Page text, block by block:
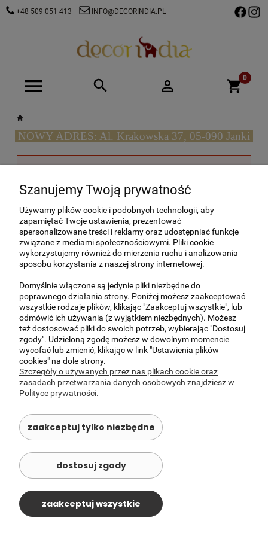
+48 509 051 413 INFO@DECORINDIA.PL
NOWY ADRES: Al. Krakowska 37, 05-090 Janki
O NAS
OBSŁUGA KLIENTA
POMOC
MOJE KONTO
©szablony sklepuShopcademy dlaShoper
Szanujemy Twoją prywatność
Używamy plików cookie i podobnych technologii, aby
zapamiętać Twoje ustawienia, prezentować
spersonalizowane treści i reklamy oraz udostępniać funkcje
związane z mediami społecznościowymi. Pliki cookie
wykorzystujemy również do mierzenia ruchu i analizowania
sposobu korzystania z naszej strony internetowej.
Domyślnie włączone są jedynie pliki niezbędne do
poprawnego działania strony. Poniżej możesz zaakceptować
wszystkie rodzaje plików, klikając "Zaakceptuj wszystkie", lub
odmówić ich używania (z wyjątkiem niezbędnych). Możesz
też dostosować pliki do swoich potrzeb, wybierając "Dostosuj
zgody". Udzieloną zgodę możesz w dowolnym momencie
wycofać lub zmienić, klikając w link "Ustawienia plików
cookies" na dole strony.
Szczegóły o używanych przez nas plikach cookie oraz
zasadach przetwarzania danych osobowych znajdziesz w
Polityce prywatności.
zaakceptuj tylko niezbędne
dostosuj zgody
zaakceptuj wszystkie